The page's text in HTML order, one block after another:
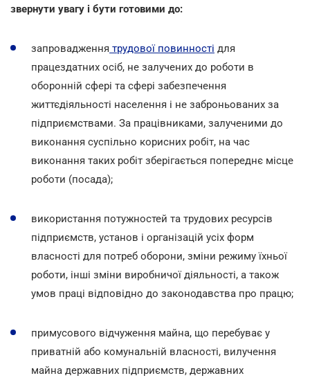
звернути увагу і бути готовими до:
запровадження трудової повинності для
працездатних осіб, не залучених до роботи в
оборонній сфері та сфері забезпечення
життєдіяльності населення і не заброньованих за
підприємствами. За працівниками, залученими до
виконання суспільно корисних робіт, на час
виконання таких робіт зберігається попереднє місце
роботи (посада);
використання потужностей та трудових ресурсів
підприємств, установ і організацій усіх форм
власності для потреб оборони, зміни режиму їхньої
роботи, інші зміни виробничої діяльності, а також
умов праці відповідно до законодавства про працю;
примусового відчуження майна, що перебуває у
приватній або комунальній власності, вилучення
майна державних підприємств, державних